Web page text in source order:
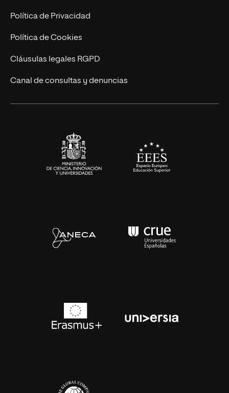
Postgrados
Cursos Universitarios
Trabaja en UNIR
Actualidad
UNIR Revista
Eventos
Política de Privacidad
Política de Cookies
Cláusulas legales RGPD
Canal de consultas y denuncias